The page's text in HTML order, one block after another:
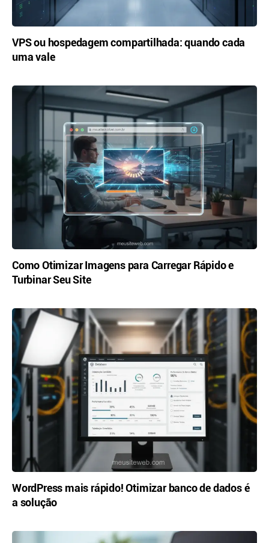
VPS ou hospedagem compartilhada: quando cada
uma vale
Como Otimizar Imagens para Carregar Rápido e
Turbinar Seu Site
WordPress mais rápido! Otimizar banco de dados é
a solução